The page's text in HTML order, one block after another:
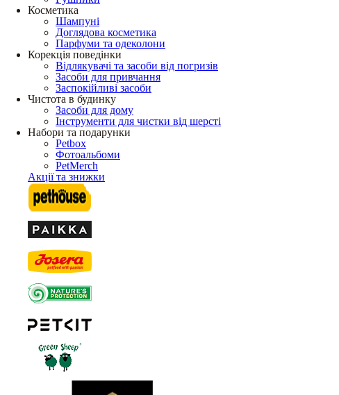
Косметика
Шампуні
Доглядова косметика
Парфуми та одеколони
Корекція поведінки
Відлякувачі та засоби від погризів
Засоби для привчання
Заспокійливі засоби
Чистота в будинку
Засоби для дому
Інструменти для чистки від шерсті
Набори та подарунки
Petbox
Фотоальбоми
PetMerch
Акції та знижки